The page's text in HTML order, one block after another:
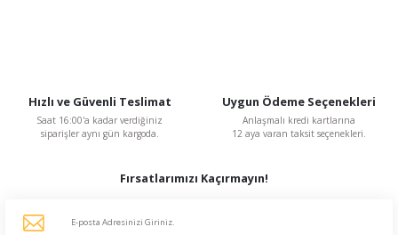
Hızlı ve Güvenli Teslimat
Saat 16:00'a kadar verdiğiniz
siparişler aynı gün kargoda.
Uygun Ödeme Seçenekleri
Anlaşmalı kredi kartlarına
12 aya varan taksit seçenekleri.
Fırsatlarımızı Kaçırmayın!